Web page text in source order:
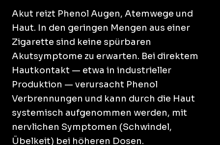
Akut reizt Phenol Augen, Atemwege und
Haut. In den geringen Mengen aus einer
Zigarette sind keine spürbaren
Akutsymptome zu erwarten. Bei direktem
Hautkontakt — etwa in industrieller
Produktion — verursacht Phenol
Verbrennungen und kann durch die Haut
systemisch aufgenommen werden, mit
nervlichen Symptomen (Schwindel,
Übelkeit) bei höheren Dosen.